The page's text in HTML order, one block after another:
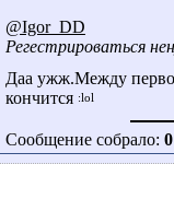
@Igor_DD
Регестрироваться
Даа ужж.Между
кончится
Сообщение собрало: 0